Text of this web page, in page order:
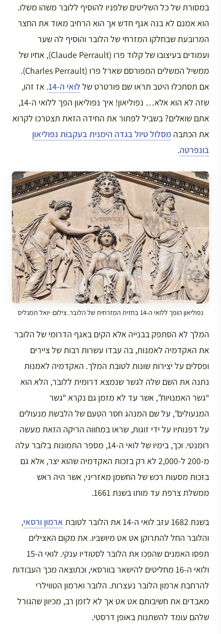
במסורת של כל השליטים שלפניו להוסיף ללובר משהו משלו.
הוא אמנם לא בנה אגף חדש אך הוא הרחיב מאוד את החצר
המרובעת שבחלקו המזרחי של הלובר והוסיף לה שער
ועמודים בעיצובו של קלוד פרו (Claude Perrault), אחיו של
ממשיל המשלים המפורסם שארל פרו (Charles Perrault).
אם תסתכלו היטב תראו שם פורטרט של לואי ה-14
. אז זהו,
שזה לא הוא אלא… נפוליאון! איך נפוליאון הפך ללואי ה-14,
אתם שואלים? בשביל לפתור את החידה הזאת תצטרכו לקרוא
את הכתבה מסלול טיול בגדה הימנית בעקבות נפוליאון
בונפרטה.
נפוליאון הופך ללואי ה-14 בחזית המזרחית של הלובר. צילום: יואל תמנליס
המלך לא הסתפק בבנייה אלא הקים באגף הדרומי של הלובר
את האקדמיה לאמנות, בה עבדו עשרות רבות של ציירים
ופסלים על יצירות שונות לטובת המלך. האקדמיה לאמנות
נתנה את השם שלה לגשר שנמצא דרומית ללובר, הלא הוא
“גשר האמנויות”, אשר עד לא מזמן גם נקרא “גשר
המנעולים”, על שם המנהג חסר הטעם של הלבשת מנעולים
על דפנותיו על ידי זוגות, שראו במחווה הריקה הזאת מעשה
רומנטי. וכך, בימיו של לואי ה-14, מספר התמונות בלובר עלה
מ-200 ל-2,000 לא רק בזכות האקדמיה שהוא יצר, אלא גם
בזכות מסעות רכש של החשמן מאזריני, אשר היה ראש
ממשלת צרפת עד מותו בשנת 1661.
בשנת 1682 עזב לואי ה-14 את הלובר לטובת ארמון ורסאי,
והלובר החל להתרוקן אט אט מיושביו. את מקום האצילים
תפסו האמנים שהפכו את הלובר לסטודיו ענקי. לואי ה-15
ולואי ה-16 מחליטים להישאר בוורסאי, וכתוצאה מכך העבודות
להרחבת ארמון הלובר נעצרות. הלובר וארמון הטווילרי
מאבדים את חשיבותם אט אט אך לא לזמן רב, מכיוון שהגורל
שלהם עומד להשתנות באופן דרסטי.